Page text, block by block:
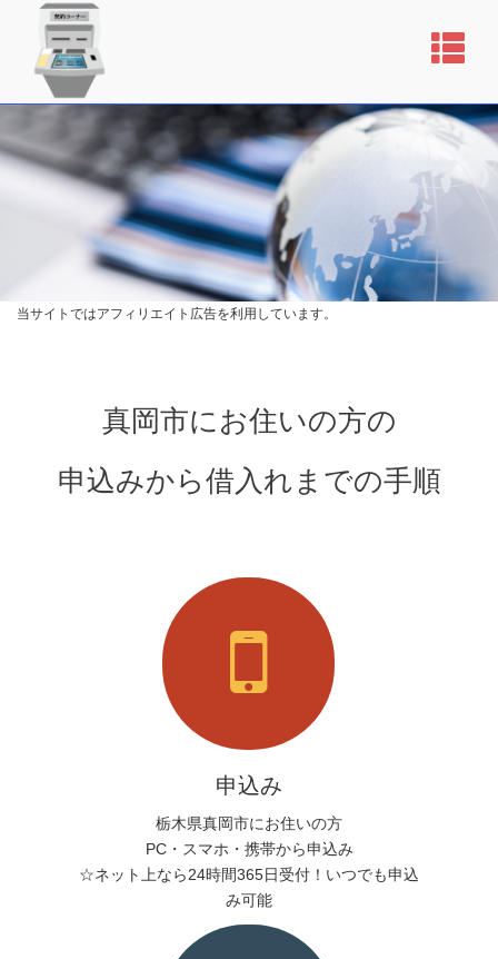
当サイトではアフィリエイト広告を利用しています。
真岡市にお住いの方の
申込みから借入れまでの手順
申込み
栃木県真岡市にお住いの方
PC・スマホ・携帯から申込み
☆ネット上なら24時間365日受付！いつでも申込
み可能